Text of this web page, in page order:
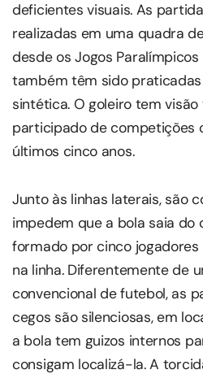
deficientes visuais. As
realizadas em uma quadra
desde os Jogos
também têm sido
sintética. O goleiro tem
participado de competições
últimos cinco anos.
Junto às linhas laterais, são
impedem que a bola saia do
formado por cinco
na linha. Diferentemente de
convencional de futebol, as
cegos são silenciosas, em
a bola tem guizos internos
consigam localizá-la. A